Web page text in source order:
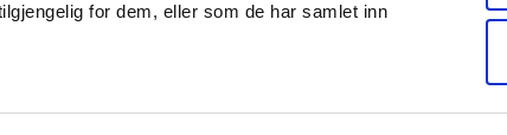
for dem, eller som de har samlet inn